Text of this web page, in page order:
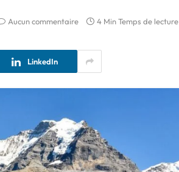
Aucun commentaire 4 Min Temps de lecture
LinkedIn